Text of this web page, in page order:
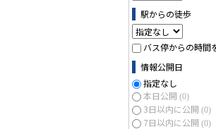
駅からの徒歩
バス停からの時間
情報公開日
指定なし
本日公開 (0)
3日以内に公開 (0)
7日以内に公開 (0)